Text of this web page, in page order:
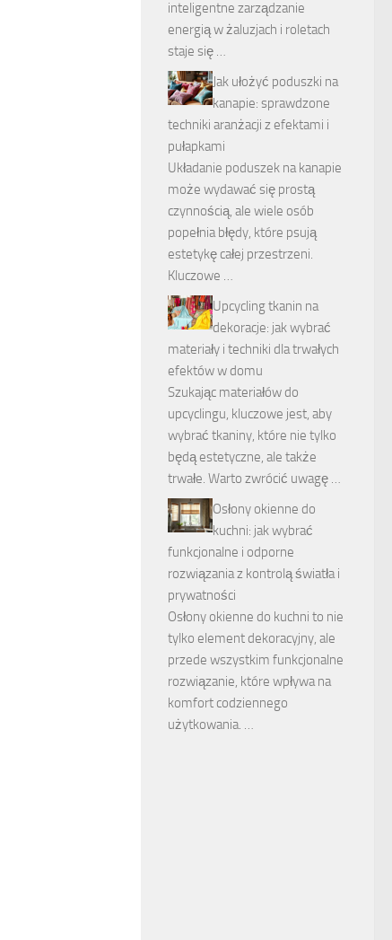
inteligentne zarządzanie
energią w żaluzjach i roletach
staje się …
Jak ułożyć poduszki na
kanapie: sprawdzone
techniki aranżacji z efektami i
pułapkami
Układanie poduszek na kanapie
może wydawać się prostą
czynnością, ale wiele osób
popełnia błędy, które psują
estetykę całej przestrzeni.
Kluczowe …
Upcycling tkanin na
dekoracje: jak wybrać
materiały i techniki dla trwałych
efektów w domu
Szukając materiałów do
upcyclingu, kluczowe jest, aby
wybrać tkaniny, które nie tylko
będą estetyczne, ale także
trwałe. Warto zwrócić uwagę …
Osłony okienne do
kuchni: jak wybrać
funkcjonalne i odporne
rozwiązania z kontrolą światła i
prywatności
Osłony okienne do kuchni to nie
tylko element dekoracyjny, ale
przede wszystkim funkcjonalne
rozwiązanie, które wpływa na
komfort codziennego
użytkowania. …